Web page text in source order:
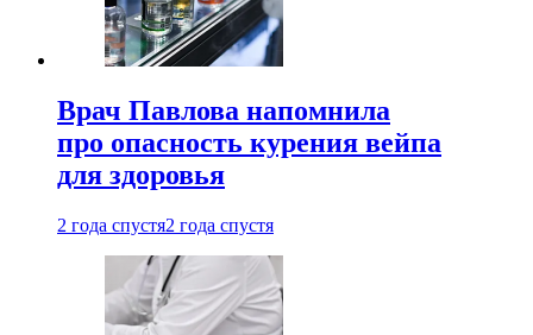
Врач Павлова напомнила
про опасность курения вейпа
для здоровья
2 года спустя2 года спустя